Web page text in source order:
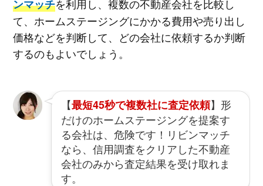
ンマッチを利用し、複数の不動産会社を比較し
て、ホームステージングにかかる費用や売り出し
価格などを判断して、どの会社に依頼するか判断
するのもよいでしょう。
【最短45秒で複数社に査定依頼】形
だけのホームステージングを提案す
る会社は、危険です！リビンマッチ
なら、信用調査をクリアした不動産
会社のみから査定結果を受け取れま
す。